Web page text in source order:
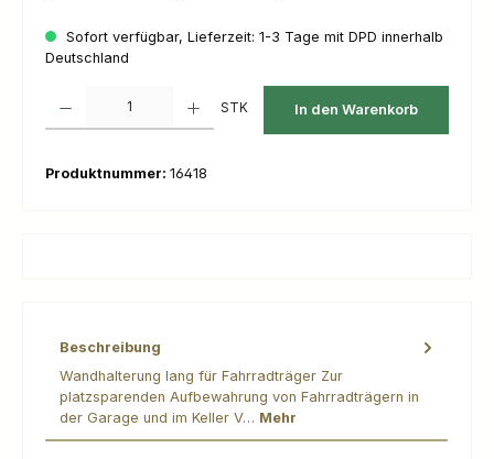
Sofort verfügbar, Lieferzeit: 1-3 Tage mit DPD innerhalb
Deutschland
STK In den Warenkorb
Produktnummer: 16418
Beschreibung
Wandhalterung lang für Fahrradträger Zur
platzsparenden Aufbewahrung von Fahrradträgern in
der Garage und im Keller V… Mehr